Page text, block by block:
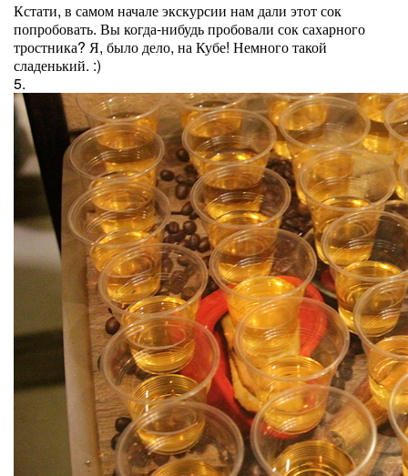
Кстати, в самом начале экскурсии нам дали этот сок
попробовать. Вы когда-нибудь пробовали сок сахарного
тростника? Я, было дело, на Кубе! Немного такой
сладенький. :)
5.